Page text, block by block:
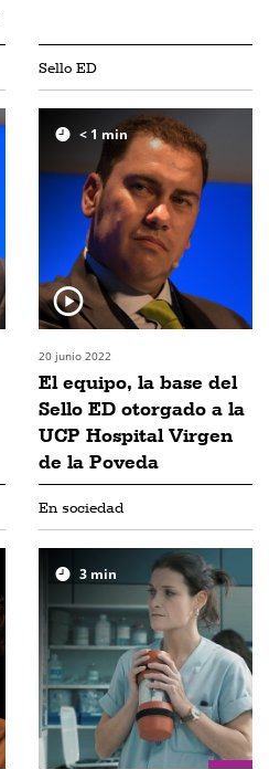
Sello ED
< 1 min
20 junio 2022
El equipo, la base del
Sello ED otorgado a la
UCP Hospital Virgen
de la Poveda
En sociedad
3 min